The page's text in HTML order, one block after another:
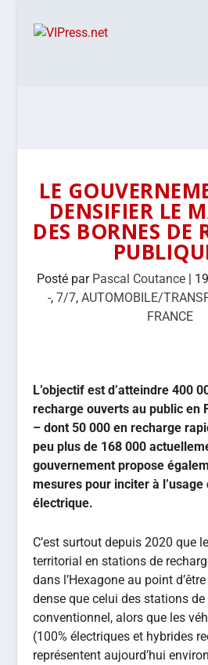
LE
DENSIFIER LE
DES BORNES DE
Posté par Pascal Coutance |
-,7/7,AUTOMOBILE/
FRANCE
L’objectif est d’atteindre 400
recharge ouverts au public en
– dont 50 000 en recharge
peu plus de 168 000
gouvernement propose
mesures pour inciter à l’usage
électrique.
C’est surtout depuis 2020 que
territorial en stations de
dans l’Hexagone au point
dense que celui des stations
conventionnel, alors que les
(100% électriques et hybrides
représentent aujourd’hui